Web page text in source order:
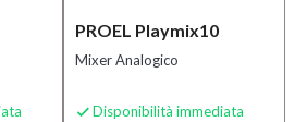
PROEL Playmix10
Mixer Analogico
 Disponibilità immediata